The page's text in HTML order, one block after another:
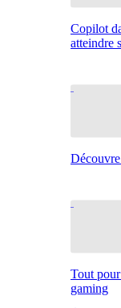
Copilot
atteindre
Tout
gaming